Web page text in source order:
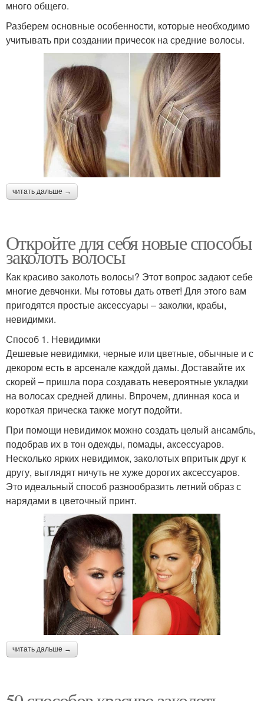
много общего.
Разберем основные особенности, которые необходимо
учитывать при создании причесок на средние волосы.
читать дальше →
Откройте для себя новые способы
заколоть волосы
Как красиво заколоть волосы? Этот вопрос задают себе
многие девчонки. Мы готовы дать ответ! Для этого вам
пригодятся простые аксессуары – заколки, крабы,
невидимки.
Способ 1. Невидимки
Дешевые невидимки, черные или цветные, обычные и с
декором есть в арсенале каждой дамы. Доставайте их
скорей – пришла пора создавать невероятные укладки
на волосах средней длины. Впрочем, длинная коса и
короткая прическа также могут подойти.
При помощи невидимок можно создать целый ансамбль,
подобрав их в тон одежды, помады, аксессуаров.
Несколько ярких невидимок, заколотых впритык друг к
другу, выглядят ничуть не хуже дорогих аксессуаров.
Это идеальный способ разнообразить летний образ с
нарядами в цветочный принт.
читать дальше →